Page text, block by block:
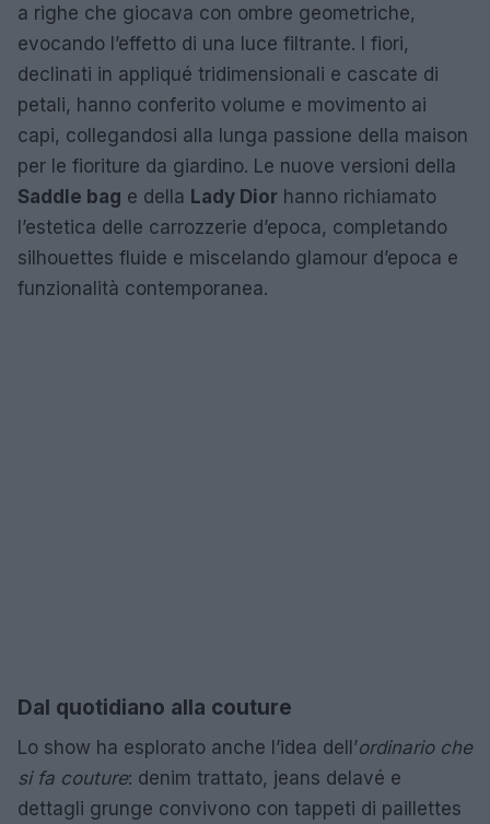
a righe che giocava con ombre geometriche,
evocando l’effetto di una luce filtrante. I fiori,
declinati in appliqué tridimensionali e cascate di
petali, hanno conferito volume e movimento ai
capi, collegandosi alla lunga passione della maison
per le fioriture da giardino. Le nuove versioni della
Saddle bag e della Lady Dior hanno richiamato
l’estetica delle carrozzerie d’epoca, completando
silhouettes fluide e miscelando glamour d’epoca e
funzionalità contemporanea.
Dal quotidiano alla couture
Lo show ha esplorato anche l’idea dell’ordinario che
si fa couture: denim trattato, jeans delavé e
dettagli grunge convivono con tappeti di paillettes